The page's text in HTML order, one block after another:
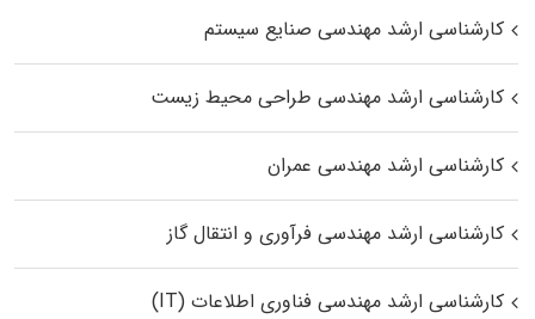
کارشناسی ارشد مهندسی صنایع سیستم
کارشناسی ارشد مهندسی طراحی محیط زیست
کارشناسی ارشد مهندسی عمران
کارشناسی ارشد مهندسی فرآوری و انتقال گاز
کارشناسی ارشد مهندسی فناوری اطلاعات (IT)